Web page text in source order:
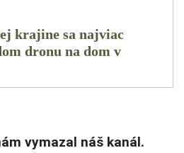
krajine sa najviac
dronu na dom v
vymazal náš kanál.